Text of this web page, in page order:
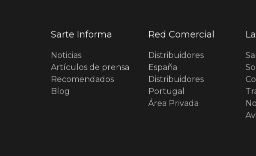
Sarte Informa
Noticias
Artículos de prensa
Recomendados
Blog
Red Comercial
Distribuidores
España
Distribuidores
Portugal
Área Privada